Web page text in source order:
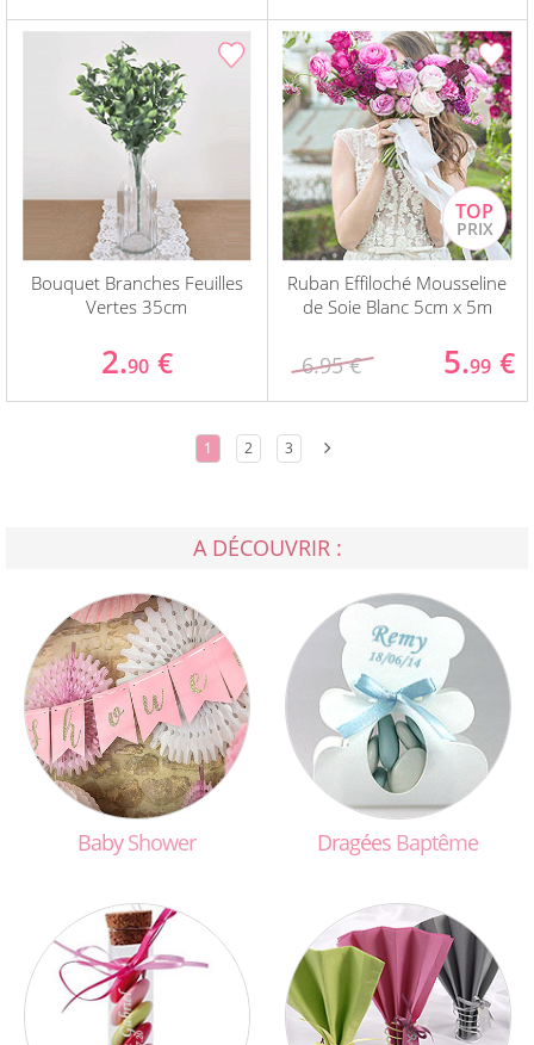
Bouquet Branches Feuilles
Vertes 35cm
2.90 €
Ruban Effiloché Mousseline
de Soie Blanc 5cm x 5m
6.95 € 5.99 €
1 2 3
A DÉCOUVRIR :
BabyShower Dragées Baptême